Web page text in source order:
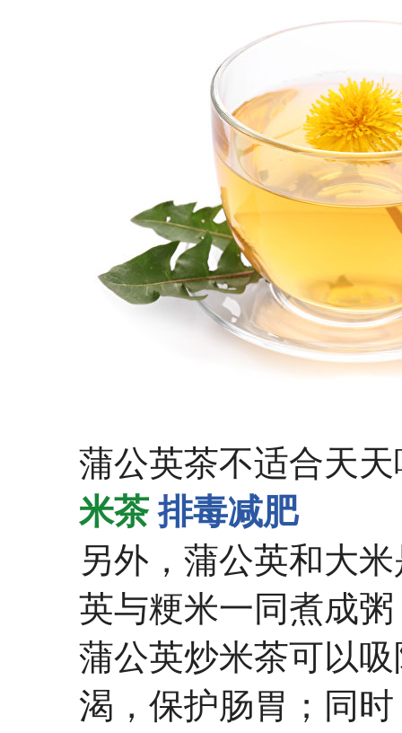
蒲公英茶不适合天天
米茶排毒减肥
另外，蒲公英和大
英与粳米一同煮成
蒲公英炒米茶可以
渴，保护肠胃；同